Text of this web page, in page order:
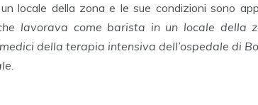
locale della zona e le sue condizioni sono
lavorava come barista in un locale della
della terapia intensiva dell’ospedale di